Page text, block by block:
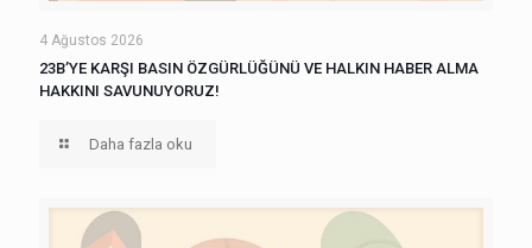
4 Ağustos 2026
23B’YE KARŞI BASIN ÖZGÜRLÜĞÜNÜ VE HALKIN HABER ALMA
HAKKINI SAVUNUYORUZ!
Daha fazla oku